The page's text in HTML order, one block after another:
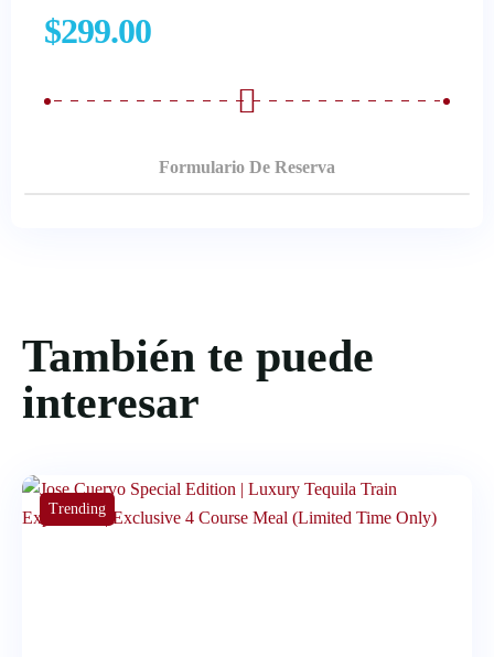
$299.00
Formulario De Reserva
También te puede
interesar
Trending